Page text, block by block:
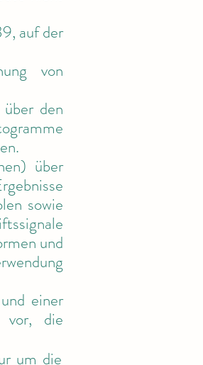
auf der
von
den
über
sowie
und
einer
vor, die
um die